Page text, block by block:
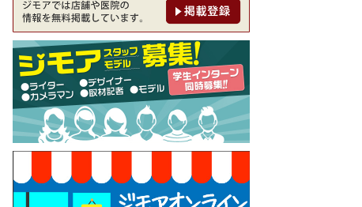
【ジモア限定特典①】まつ毛
カール 3,850円→ 2,750円（Pr
emiere（プルミエール））
[有効期限]2026年9月30日
焼き餃子 一皿サービス（餃子
酒場たっちゃん 西早稲田
店）
[有効期限]2026年9月30日